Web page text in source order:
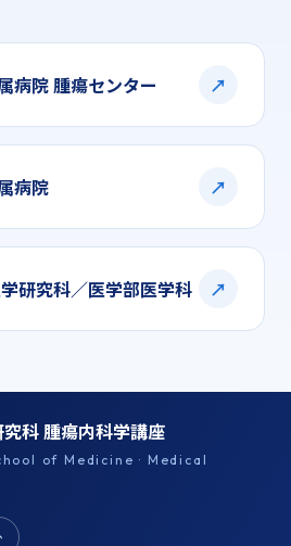
病院 腫瘍センター ↗
病院 ↗
研究科／医学部医学科 ↗
科 腫瘍内科学講座
of Medicine · Medical